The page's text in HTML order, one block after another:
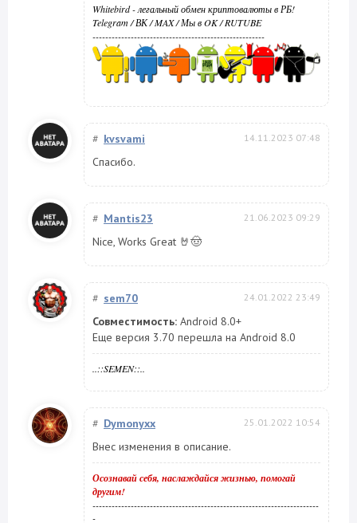
Whitebird - легальный обмен криптовалюты в РБ!
Telegram/ВК/MAX/Мы в OK/RUTUBE
------------------------------------------------------
# kvsvami 14.11.2023 07:48
Спасибо.
# Mantis23 21.06.2023 09:29
Nice, Works Great 🤘🤠
# sem70 24.01.2022 23:49
Совместимость: Android 8.0+
Еще версия 3.70 перешла на Android 8.0
..::SEMEN::..
# Dymonyxx 25.01.2022 10:54
Внес изменения в описание.
Осознавай себя, наслаждайся жизнью, помогай
другим!
-----------------------------------------------------------------------
-